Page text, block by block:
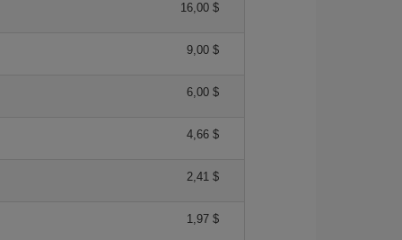
16,00 $
9,00 $
6,00 $
4,66 $
2,41 $
1,97 $